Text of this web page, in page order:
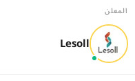
المعلن
Lesoll